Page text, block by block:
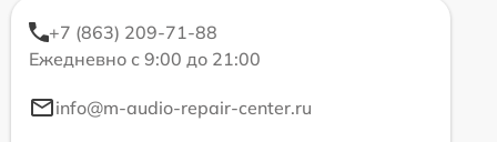
+7 (863) 209-71-88
Ежедневно с 9:00 до 21:00
info@m-audio-repair-center.ru